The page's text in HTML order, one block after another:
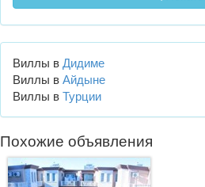
Виллы в Дидиме
Виллы в Айдыне
Виллы в Турции
Похожие объявления